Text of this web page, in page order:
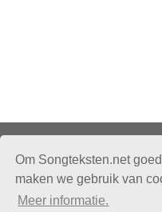
Om Songteksten.net
maken we gebruik van
Meer informatie.